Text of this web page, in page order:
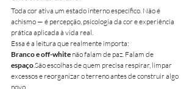
Toda cor ativa um estado interno específico. Não é
achismo — é percepção, psicologia da cor e experiência
prática aplicada à vida real.
Essa é a leitura que realmente importa:
Branco e off-white não falam de paz. Falam de
espaço.São escolhas de quem precisa respirar, limpar
excessos e reorganizar o terreno antes de construir algo
novo.